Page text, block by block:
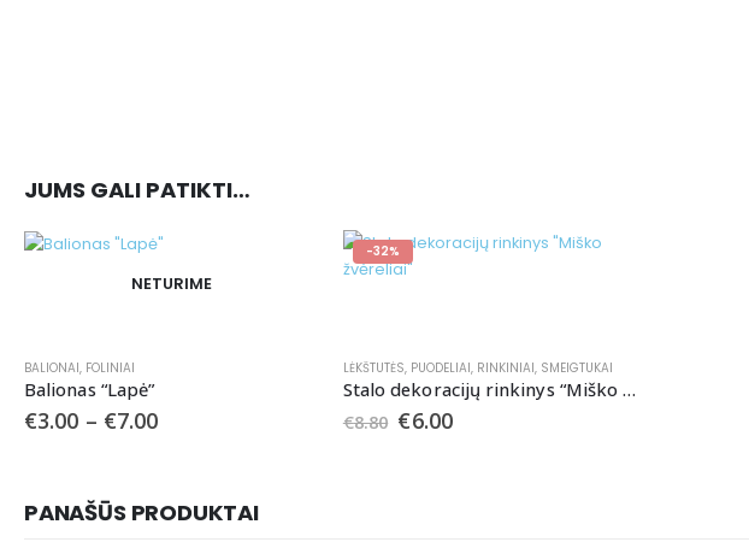
JUMS GALI PATIKTI…
NETURIME
BALIONAI, FOLINIAI
Balionas “Lapė”
€3.00 – €7.00
-32%
LĖKŠTUTĖS, PUODELIAI, RINKINIAI, SMEIGTUKAI
Stalo dekoracijų rinkinys “Miško žvėreliai”
€8.80 €6.00
PANAŠŪS PRODUKTAI